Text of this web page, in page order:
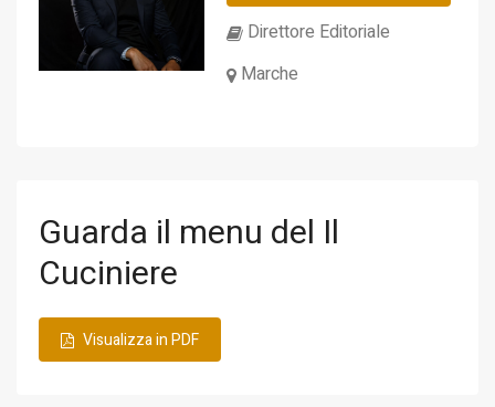
Direttore Editoriale
Marche
Guarda il menu del Il
Cuciniere
Visualizza in PDF